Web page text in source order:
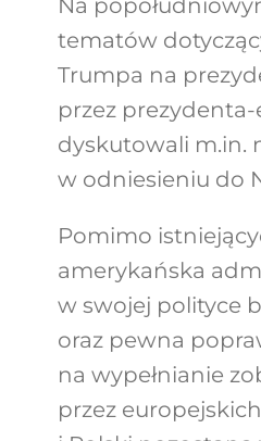
Na
tematów
Trumpa na
przez
dyskutowali m.in.
w odniesieniu do
Pomimo
amerykańska
w swojej polityce
oraz pewna
na wypełnianie
przez